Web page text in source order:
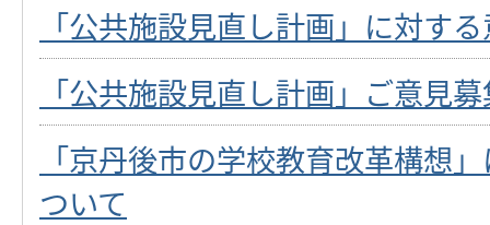
「公共施設見直し計画」に対す
「公共施設見直し計画」ご意見
「京丹後市の学校教育改革構想
ついて